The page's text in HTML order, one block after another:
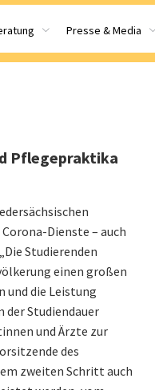
Presse & Media
Pflegepraktika
Dienste – auch
Studierenden
einen großen
und die Leistung
der Studiendauer
und Ärzte zur
des
zweiten Schritt auch